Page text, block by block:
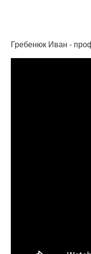
Гребенюк Иван -